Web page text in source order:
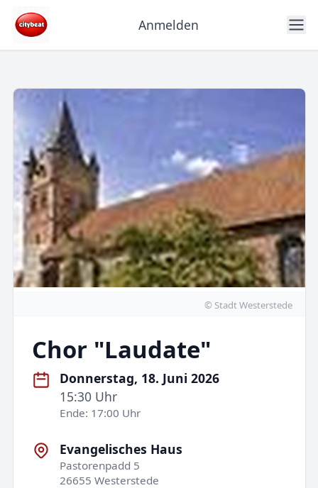
Anmelden
© Stadt Westerstede
Chor "Laudate"
Donnerstag, 18. Juni 2026
15:30 Uhr
Ende: 17:00 Uhr
Evangelisches Haus
Pastorenpadd 5
26655 Westerstede